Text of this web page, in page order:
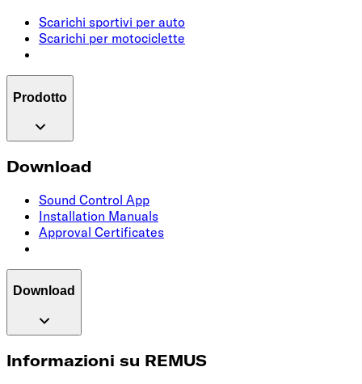
Scarichi sportivi per auto
Scarichi per motociclette
Prodotto
Download
Sound Control App
Installation Manuals
Approval Certificates
Download
Informazioni su REMUS